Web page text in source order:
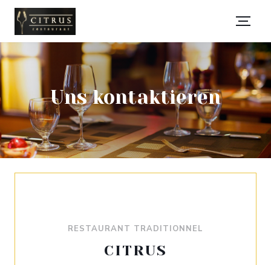
Uns kontaktieren
RESTAURANT TRADITIONNEL
CITRUS